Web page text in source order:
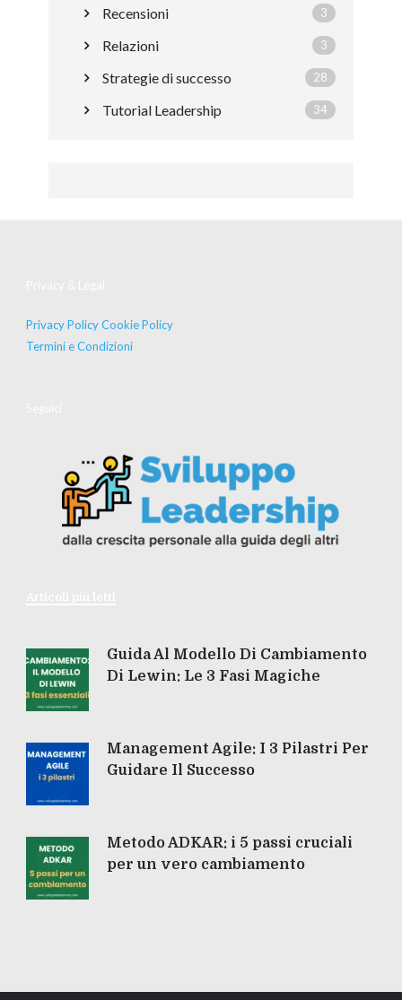
Recensioni 3
Relazioni 3
Strategie di successo 28
Tutorial Leadership 34
Privacy PolicyCookie Policy
Termini e Condizioni
Guida Al Modello Di Cambiamento
Di Lewin: Le 3 Fasi Magiche
Management Agile: I 3 Pilastri Per
Guidare Il Successo
Metodo ADKAR: i 5 passi cruciali
per un vero cambiamento